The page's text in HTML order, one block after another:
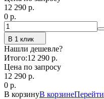
12 290 p.
0 p.
В 1 клик
Нашли дешевле?
Итого:12 290 p.
Цена по запросу
12 290 p.
0 p.
В корзинуВ корзинеПерейти